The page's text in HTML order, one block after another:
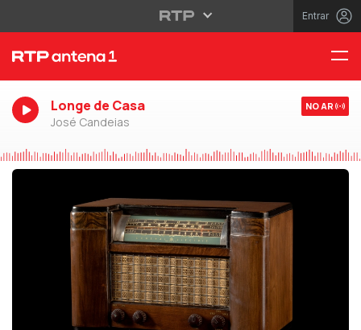
Entrar
Longe de Casa
José Candeias
NO AR